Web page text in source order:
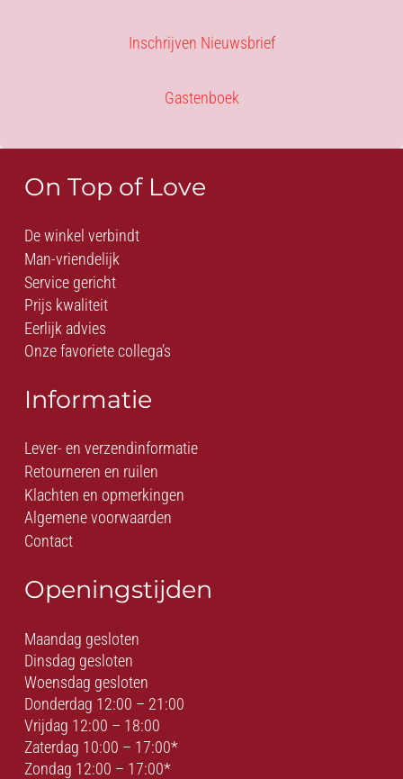
Inschrijven Nieuwsbrief
Gastenboek
On Top of Love
De winkel verbindt
Man-vriendelijk
Service gericht
Prijs kwaliteit
Eerlijk advies
Onze favoriete collega’s
Informatie
Lever- en verzendinformatie
Retourneren en ruilen
Klachten en opmerkingen
Algemene voorwaarden
Contact
Openingstijden
Maandag gesloten
Dinsdag gesloten
Woensdag gesloten
Donderdag 12:00 – 21:00
Vrijdag 12:00 – 18:00
Zaterdag 10:00 – 17:00*
Zondag 12:00 – 17:00*